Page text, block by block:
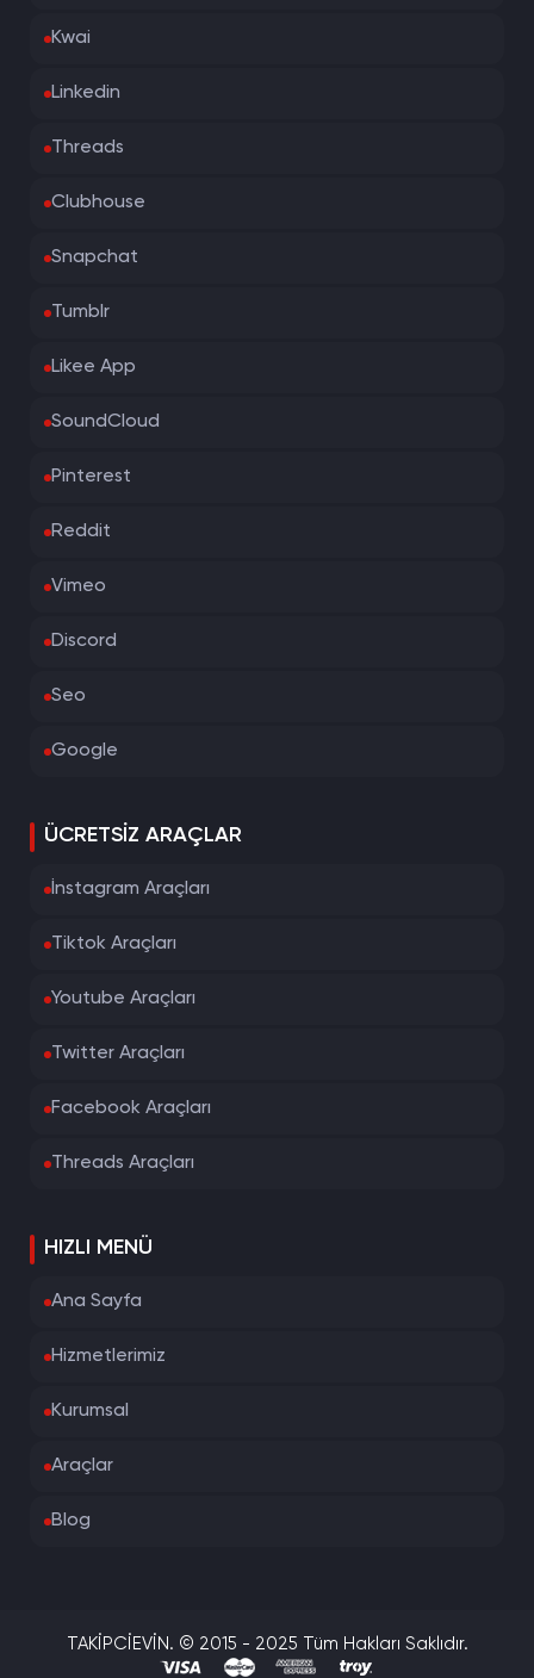
Kwai
Linkedin
Threads
Clubhouse
Snapchat
Tumblr
Likee App
SoundCloud
Pinterest
Reddit
Vimeo
Discord
Seo
Google
ÜCRETSIZ ARAÇLAR
İnstagram Araçları
Tiktok Araçları
Youtube Araçları
Twitter Araçları
Facebook Araçları
Threads Araçları
HIZLI MENÜ
Ana Sayfa
Hizmetlerimiz
Kurumsal
Araçlar
Blog
TAKİPCİEVİN. © 2015 - 2025 Tüm Hakları Saklıdır.